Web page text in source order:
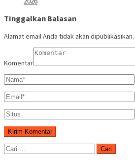
Tinggalkan Balasan
Alamat email Anda tidak akan dipublikasikan.
Komentar
Cari
untuk: